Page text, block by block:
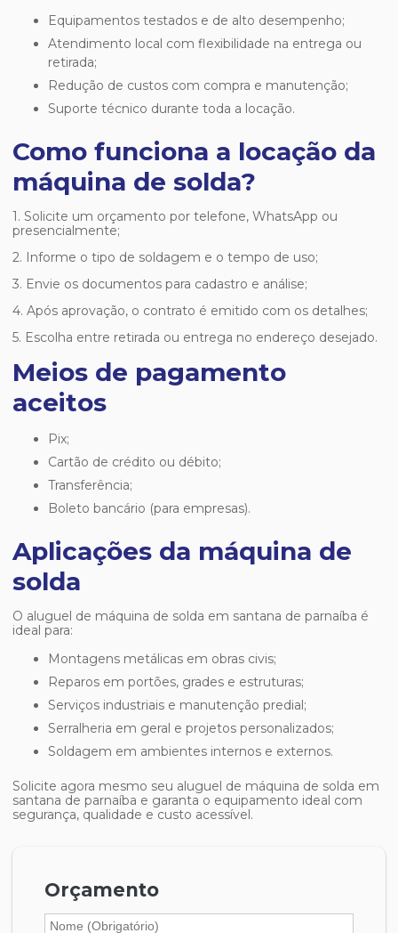
Equipamentos testados e de alto desempenho;
Atendimento local com flexibilidade na entrega ou
retirada;
Redução de custos com compra e manutenção;
Suporte técnico durante toda a locação.
Como funciona a locação da
máquina de solda?
1. Solicite um orçamento por telefone, WhatsApp ou
presencialmente;
2. Informe o tipo de soldagem e o tempo de uso;
3. Envie os documentos para cadastro e análise;
4. Após aprovação, o contrato é emitido com os detalhes;
5. Escolha entre retirada ou entrega no endereço desejado.
Meios de pagamento
aceitos
Pix;
Cartão de crédito ou débito;
Transferência;
Boleto bancário (para empresas).
Aplicações da máquina de
solda
O aluguel de máquina de solda em santana de parnaíba é
ideal para:
Montagens metálicas em obras civis;
Reparos em portões, grades e estruturas;
Serviços industriais e manutenção predial;
Serralheria em geral e projetos personalizados;
Soldagem em ambientes internos e externos.
Solicite agora mesmo seu aluguel de máquina de solda em
santana de parnaíba e garanta o equipamento ideal com
segurança, qualidade e custo acessível.
Orçamento